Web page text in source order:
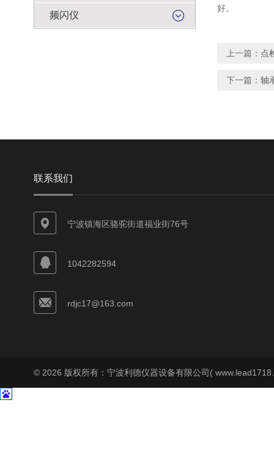
频闪仪
好。
上一篇： 点
下一篇： 轴
联系我们
宁波镇海区骆驼街道福业街76号
1042282594
rdjc17@163.com
© 2026 版权所有：宁波利德仪器设备有限公司(